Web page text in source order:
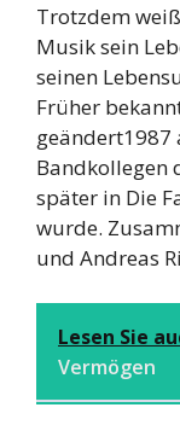
Trotzdem
Musik sein
seinen
Früher
geändert1987
Bandkollegen
später in Die
wurde.
und Andreas
Lesen Sie
Vermögen